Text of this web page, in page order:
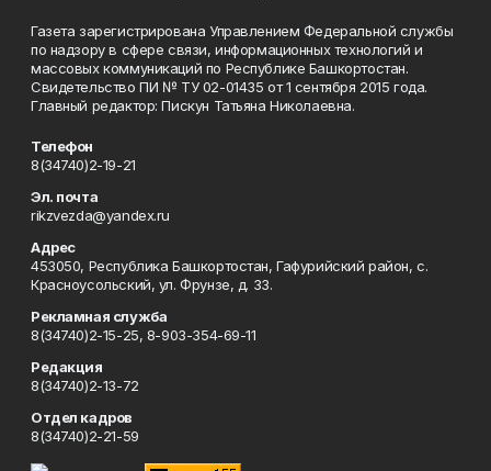
Газета зарегистрирована Управлением Федеральной службы
по надзору в сфере связи, информационных технологий и
массовых коммуникаций по Республике Башкортостан.
Свидетельство ПИ № ТУ 02-01435 от 1 сентября 2015 года.
Главный редактор: Пискун Татьяна Николаевна.
Телефон
8(34740)2-19-21
Эл. почта
rikzvezda@yandex.ru
Адрес
453050, Республика Башкортостан, Гафурийский район, с.
Красноусольский, ул. Фрунзе, д. 33.
Рекламная служба
8(34740)2-15-25, 8-903-354-69-11
Редакция
8(34740)2-13-72
Отдел кадров
8(34740)2-21-59